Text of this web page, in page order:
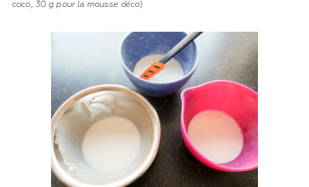
coco,30 g pour la mousse déco)